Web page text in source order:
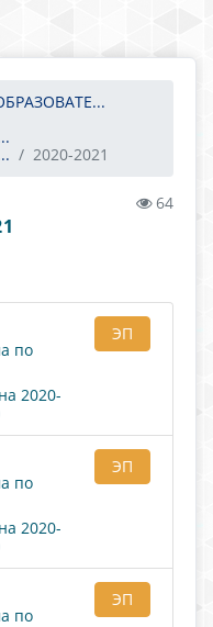
2020-2021
64
по
2020-
ЭП
по
2020-
ЭП
по
ЭП